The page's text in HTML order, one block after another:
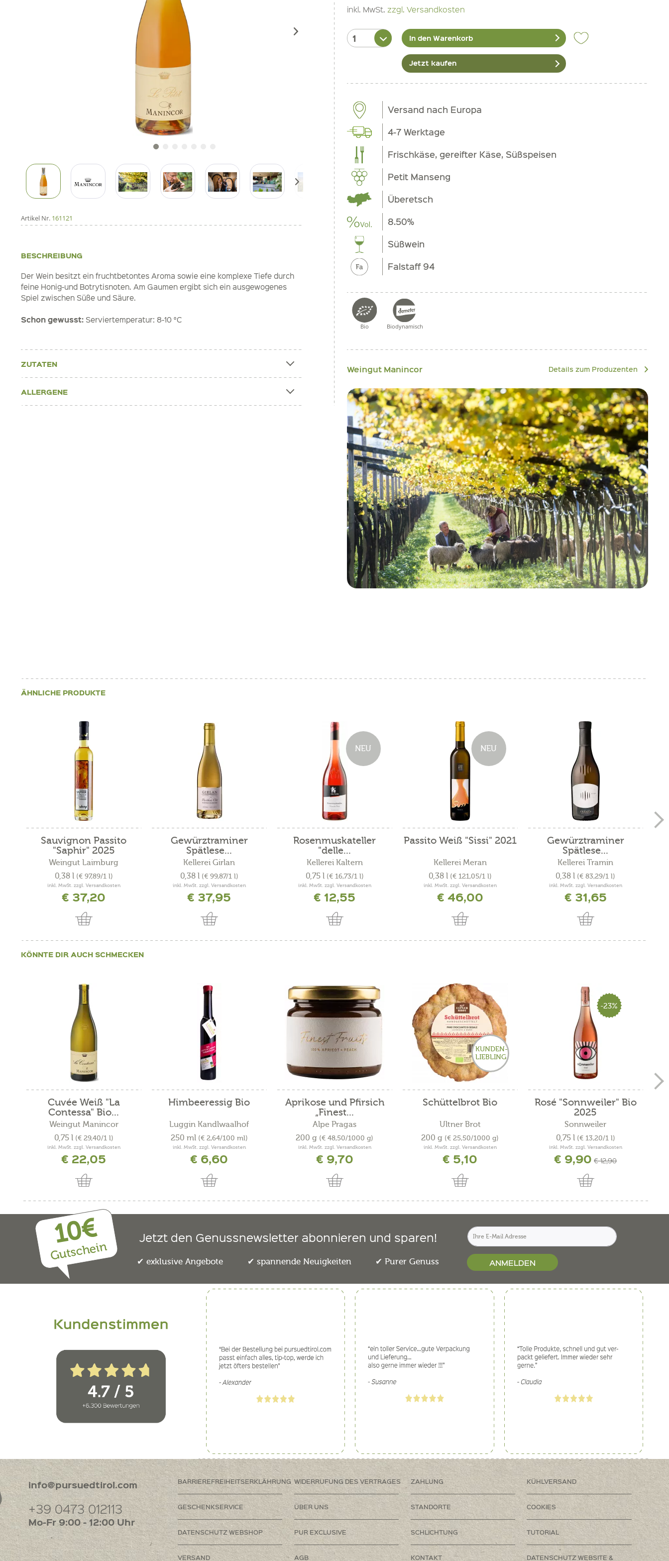
Artikel Nr. 161121
BESCHREIBUNG
Der Wein besitzt ein fruchtbetontes Aroma sowie eine komplexe Tiefe durch
feine Honig-und Botrytisnoten. Am Gaumen ergibt sich ein ausgewogenes
Spiel zwischen Süße und Säure.
Schon gewusst: Serviertemperatur: 8-10 °C
ZUTATEN
ALLERGENE
inkl. MwSt. zzgl. Versandkosten
In den Warenkorb
Jetzt kaufen
Versand nach Europa
4-7 Werktage
Frischkäse, gereifter Käse, Süßspeisen
Petit Manseng
Überetsch
8.50%
Süßwein
Falstaff 94
Bio Biodynamisch
Weingut Manincor Details zum Produzenten
ÄHNLICHE PRODUKTE
Sauvignon Passito
"Saphir" 2025
Weingut Laimburg
0,38 l (€ 97,89/1 l)
inkl. MwSt. zzgl. Versandkosten
€ 37,20
Gewürztraminer
Spätlese...
Kellerei Girlan
0,38 l (€ 99,87/1 l)
inkl. MwSt. zzgl. Versandkosten
€ 37,95
NEU
Rosenmuskateller
"delle...
Kellerei Kaltern
0,75 l (€ 16,73/1 l)
inkl. MwSt. zzgl. Versandkosten
€ 12,55
NEU
Passito Weiß "Sissi" 2021
Kellerei Meran
0,38 l (€ 121,05/1 l)
inkl. MwSt. zzgl. Versandkosten
€ 46,00
Gewürztraminer
Spätlese...
Kellerei Tramin
0,38 l (€ 83,29/1 l)
inkl. MwSt. zzgl. Versandkosten
€ 31,65
KÖNNTE DIR AUCH SCHMECKEN
Cuvée Weiß "La
Contessa" Bio...
Weingut Manincor
0,75 l (€ 29,40/1 l)
inkl. MwSt. zzgl. Versandkosten
€ 22,05
Himbeeressig Bio
Luggin Kandlwaalhof
250 ml (€ 2,64/100 ml)
inkl. MwSt. zzgl. Versandkosten
€ 6,60
Aprikose und Pfirsich
„Finest...
Alpe Pragas
200 g (€ 48,50/1000 g)
inkl. MwSt. zzgl. Versandkosten
€ 9,70
KUNDEN-
LIEBLING
Schüttelbrot Bio
Ultner Brot
200 g (€ 25,50/1000 g)
inkl. MwSt. zzgl. Versandkosten
€ 5,10
-23%
Rosé "Sonnweiler" Bio
2025
Sonnweiler
0,75 l (€ 13,20/1 l)
inkl. MwSt. zzgl. Versandkosten
€ 9,90 € 12,90
10€
Gutschein
Jetzt den Genussnewsletter abonnieren und sparen!
exklusive Angebote spannende Neuigkeiten Purer Genuss ANMELDEN
info@pursuedtirol.com
+39 0473 012113
Mo-Fr 9:00 - 12:00 Uhr
BARRIEREFREIHEITSERKLÄHRUNG WIDERRUFUNG DES VERTRAGES ZAHLUNG KÜHLVERSAND
GESCHENKSERVICE ÜBER UNS STANDORTE COOKIES
DATENSCHUTZ WEBSHOP PUR EXCLUSIVE SCHLICHTUNG TUTORIAL
VERSAND AGB KONTAKT DATENSCHUTZ WEBSITE &